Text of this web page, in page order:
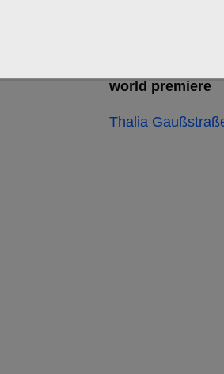
world premiere
Thalia